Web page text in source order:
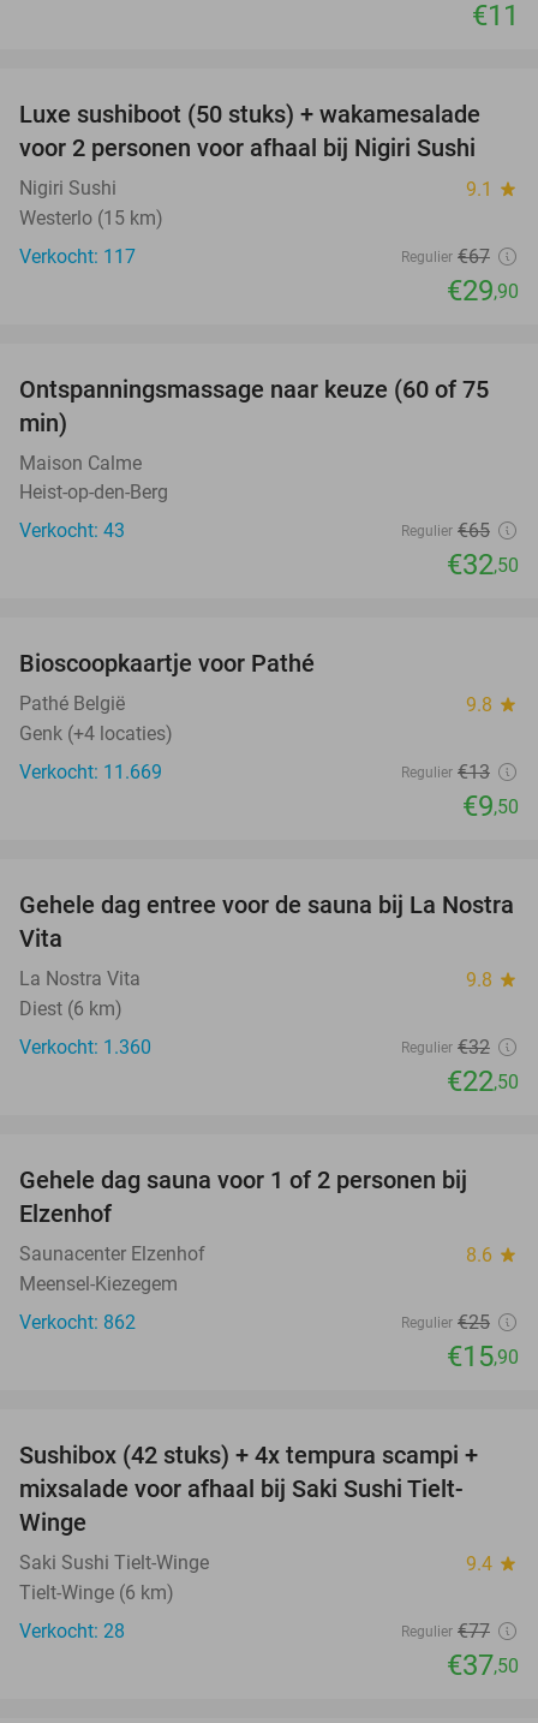
€11
55%
Luxe sushiboot (50 stuks) + wakamesalade
voor 2 personen voor afhaal bij Nigiri Sushi
Nigiri Sushi 9.1 star
Westerlo (15 km)
Verkocht: 117
Regulier €67
€29,90
50%
Ontspanningsmassage naar keuze (60 of 75
min)
Maison Calme
Heist-op-den-Berg
Verkocht: 43
Regulier €65
€32,50
Bioscoopkaartje voor Pathé
Pathé België 9.8 star
Genk (+4 locaties)
Verkocht: 11.669
Regulier €13
€9,50
30%
Gehele dag entree voor de sauna bij La Nostra
Vita
La Nostra Vita 9.8 star
Diest (6 km)
Verkocht: 1.360
Regulier €32
€22,50
36%
Gehele dag sauna voor 1 of 2 personen bij
Elzenhof
Saunacenter Elzenhof 8.6 star
Meensel-Kiezegem
Verkocht: 862
Regulier €25
€15,90
51%
Sushibox (42 stuks) + 4x tempura scampi +
mixsalade voor afhaal bij Saki Sushi Tielt-
Winge
Saki Sushi Tielt-Winge 9.4 star
Tielt-Winge (6 km)
Verkocht: 28
Regulier €77
€37,50